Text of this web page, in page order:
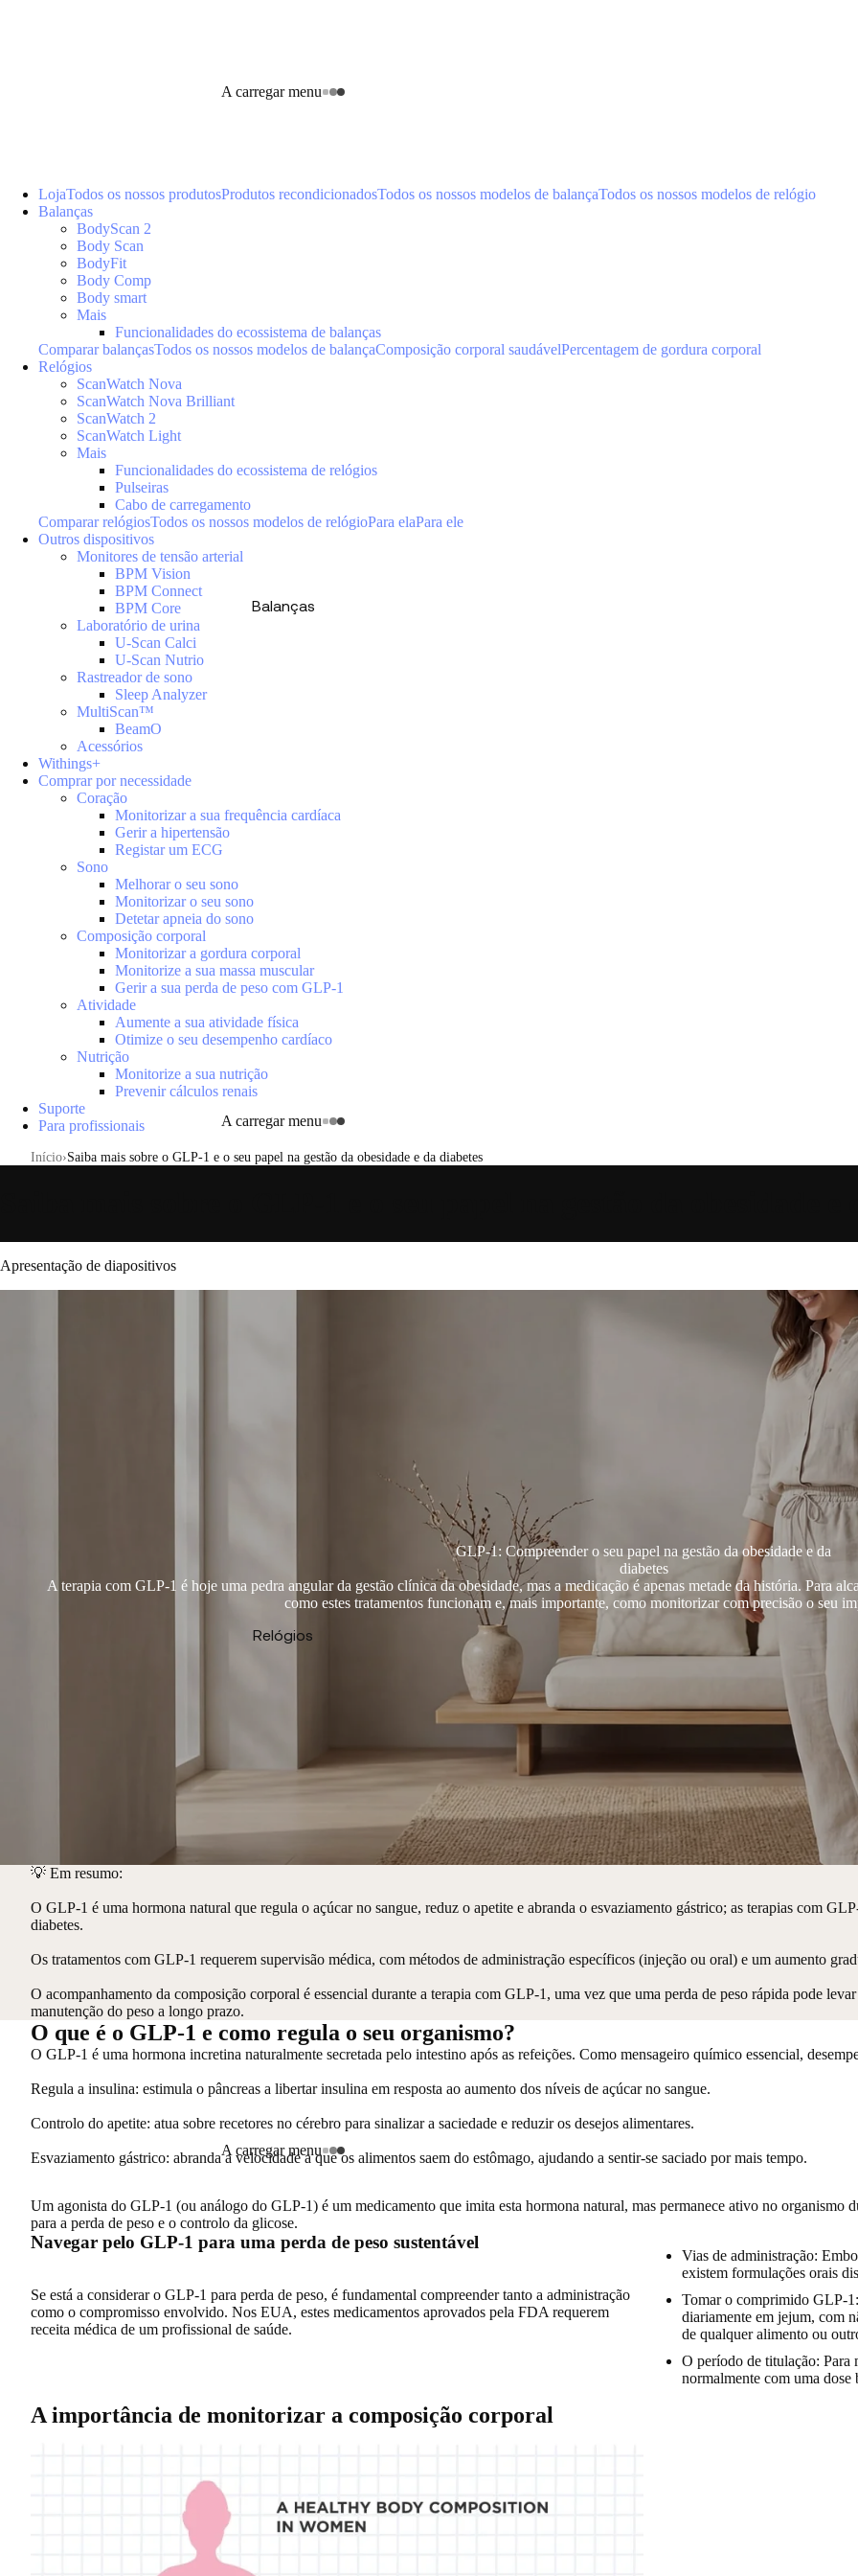
A carregar menu
Balanças
A carregar menu
Relógios
A carregar menu
LojaTodos os nossos produtosProdutos recondicionadosTodos os nossos modelos de balançaTodos os nossos modelos de relógio
Balanças
BodyScan 2
Body Scan
BodyFit
Body Comp
Body smart
Mais
Funcionalidades do ecossistema de balanças
Comparar balançasTodos os nossos modelos de balançaComposição corporal saudávelPercentagem de gordura corporal
Relógios
ScanWatch Nova
ScanWatch Nova Brilliant
ScanWatch 2
ScanWatch Light
Mais
Funcionalidades do ecossistema de relógios
Pulseiras
Cabo de carregamento
Comparar relógiosTodos os nossos modelos de relógioPara elaPara ele
Outros dispositivos
Monitores de tensão arterial
BPM Vision
BPM Connect
BPM Core
Laboratório de urina
U-Scan Calci
U-Scan Nutrio
Rastreador de sono
Sleep Analyzer
MultiScan™
BeamO
Acessórios
Withings+
Comprar por necessidade
Coração
Monitorizar a sua frequência cardíaca
Gerir a hipertensão
Registar um ECG
Sono
Melhorar o seu sono
Monitorizar o seu sono
Detetar apneia do sono
Composição corporal
Monitorizar a gordura corporal
Monitorize a sua massa muscular
Gerir a sua perda de peso com GLP-1
Atividade
Aumente a sua atividade física
Otimize o seu desempenho cardíaco
Nutrição
Monitorize a sua nutrição
Prevenir cálculos renais
Suporte
Para profissionais
Início Saiba mais sobre o GLP-1 e o seu papel na gestão da obesidade e da diabetes
Apresentação de diapositivos
GLP-1: Compreender o seu papel na gestão da obesidade e da
diabetes
A terapia com GLP-1 é hoje uma pedra angular da gestão clínica da obesidade, mas a medicação é apenas metade da história. Para
como estes tratamentos funcionam e, mais importante, como monitorizar com precisão o seu
💡 Em resumo:
O GLP-1 é uma hormona natural que regula o açúcar no sangue, reduz o apetite e abranda o esvaziamento gástrico; as terapias com
diabetes.
Os tratamentos com GLP-1 requerem supervisão médica, com métodos de administração específicos (injeção ou oral) e um aumento
O acompanhamento da composição corporal é essencial durante a terapia com GLP-1, uma vez que uma perda de peso rápida pode
manutenção do peso a longo prazo.
O que é o GLP-1 e como regula o seu organismo?
O GLP-1 é uma hormona incretina naturalmente secretada pelo intestino após as refeições. Como mensageiro químico essencial,
Regula a insulina: estimula o pâncreas a libertar insulina em resposta ao aumento dos níveis de açúcar no sangue.
Controlo do apetite: atua sobre recetores no cérebro para sinalizar a saciedade e reduzir os desejos alimentares.
Esvaziamento gástrico: abranda a velocidade a que os alimentos saem do estômago, ajudando a sentir-se saciado por mais tempo.
Um agonista do GLP-1 (ou análogo do GLP-1) é um medicamento que imita esta hormona natural, mas permanece ativo no organismo
para a perda de peso e o controlo da glicose.
Navegar pelo GLP-1 para uma perda de peso sustentável
Se está a considerar o GLP-1 para perda de peso, é fundamental compreender tanto a administração
como o compromisso envolvido. Nos EUA, estes medicamentos aprovados pela FDA requerem
receita médica de um profissional de saúde.
Vias de administração:
existem formulações orais
Tomar o comprimido GLP-
diariamente em jejum, com
de qualquer alimento ou
O período de titulação: Para
normalmente com uma dose
A importância de monitorizar a composição corporal